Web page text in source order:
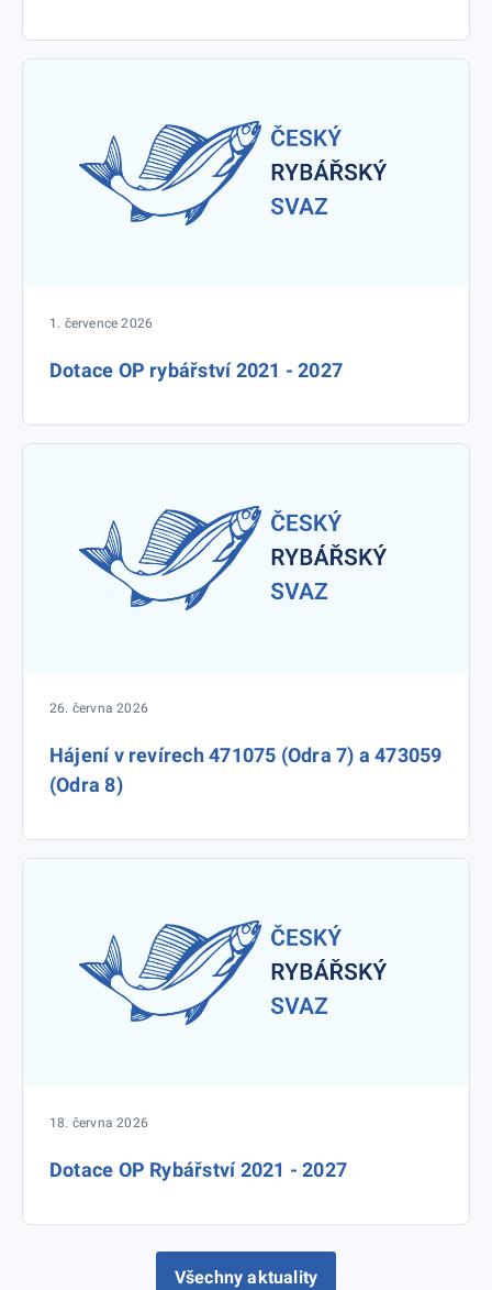
1. července 2026
Dotace OP rybářství 2021 - 2027
26. června 2026
Hájení v revírech 471075 (Odra 7) a 473059
(Odra 8)
18. června 2026
Dotace OP Rybářství 2021 - 2027
Všechny aktuality